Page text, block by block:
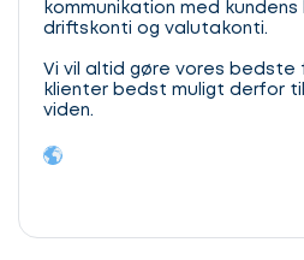
kommunikation med
driftskonti og valutakonti.
Vi vil altid gøre vores bedste
klienter bedst muligt derfor
viden.